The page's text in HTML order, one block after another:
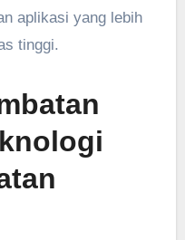
aplikasi yang lebih
tinggi.